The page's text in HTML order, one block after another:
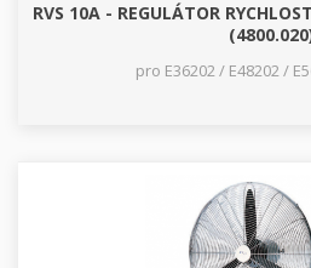
RVS 10A - REGULÁTOR
pro E36202 / E48202 /